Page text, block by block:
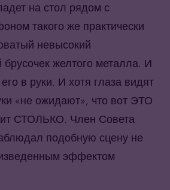
на стол рядом с
такого же практически
невысокий
желтого металла. И
в руки. И хотя глаза видят
«не ожидают», что вот ЭТО
СТОЛЬКО. Член Совета
подобную сцену не
эффектом